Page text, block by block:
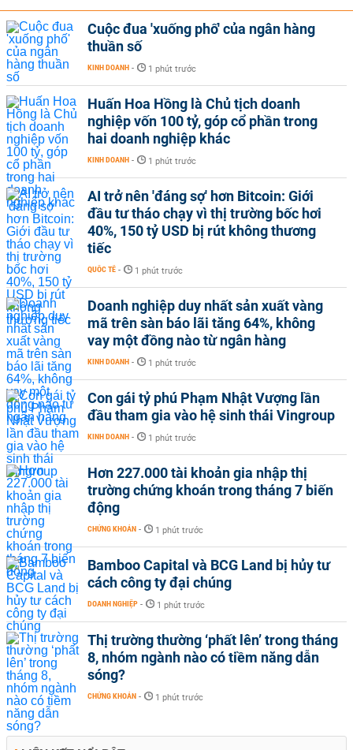
Cuộc đua 'xuống phố' của ngân hàng
thuần số
KINH DOANH - 1 phút trước
Huấn Hoa Hồng là Chủ tịch doanh
nghiệp vốn 100 tỷ, góp cổ phần trong
hai doanh nghiệp khác
KINH DOANH - 1 phút trước
AI trở nên 'đáng sợ' hơn Bitcoin: Giới
đầu tư tháo chạy vì thị trường bốc hơi
40%, 150 tỷ USD bị rút không thương
tiếc
QUỐC TẾ - 1 phút trước
Doanh nghiệp duy nhất sản xuất vàng
mã trên sàn báo lãi tăng 64%, không
vay một đồng nào từ ngân hàng
KINH DOANH - 1 phút trước
Con gái tỷ phú Phạm Nhật Vượng lần
đầu tham gia vào hệ sinh thái Vingroup
KINH DOANH - 1 phút trước
Hơn 227.000 tài khoản gia nhập thị
trường chứng khoán trong tháng 7 biến
động
CHỨNG KHOÁN - 1 phút trước
Bamboo Capital và BCG Land bị hủy tư
cách công ty đại chúng
DOANH NGHIỆP - 1 phút trước
Thị trường thường ‘phất lên’ trong tháng
8, nhóm ngành nào có tiềm năng dẫn
sóng?
CHỨNG KHOÁN - 1 phút trước